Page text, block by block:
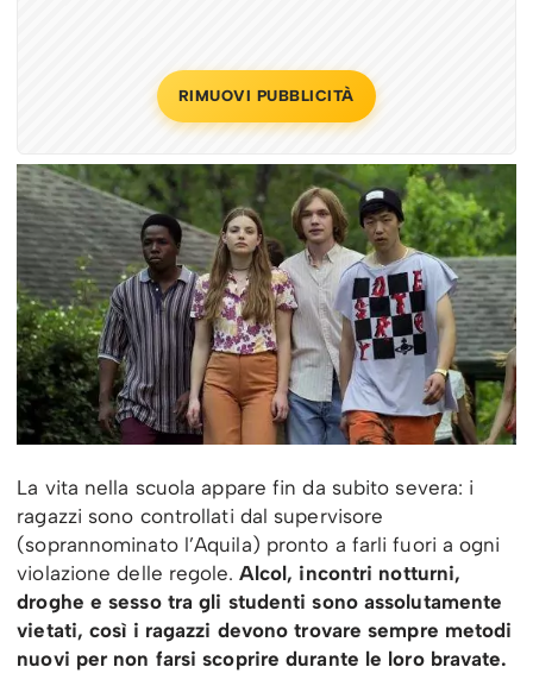
RIMUOVI PUBBLICITÀ
La vita nella scuola appare fin da subito severa: i
ragazzi sono controllati dal supervisore
(soprannominato l’Aquila) pronto a farli fuori a ogni
violazione delle regole. Alcol, incontri notturni,
droghe e sesso tra gli studenti sono assolutamente
vietati, così i ragazzi devono trovare sempre metodi
nuovi per non farsi scoprire durante le loro bravate.